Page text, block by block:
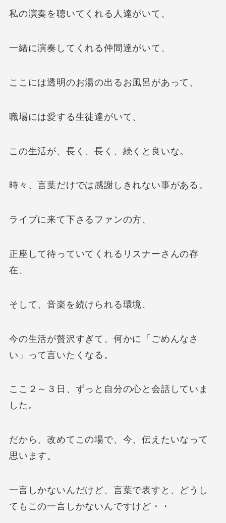
私の演奏を聴いてくれる人達がいて、
一緒に演奏してくれる仲間達がいて、
ここには透明のお湯の出るお風呂があって、
職場には愛する生徒達がいて、
この生活が、長く、長く、続くと良いな。
時々、言葉だけでは感謝しきれない事がある。
ライブに来て下さるファンの方、
正座して待っていてくれるリスナーさんの存
在、
そして、音楽を続けられる環境、
今の生活が贅沢すぎて、何かに「ごめんなさ
い」って言いたくなる。
ここ２～３日、ずっと自分の心と会話していま
した。
だから、改めてこの場で、今、伝えたいなって
思います。
一言しかないんだけど、言葉で表すと、どうし
てもこの一言しかないんですけど・・